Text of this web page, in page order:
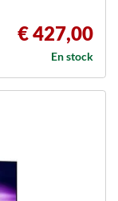
€ 427,00
En stock